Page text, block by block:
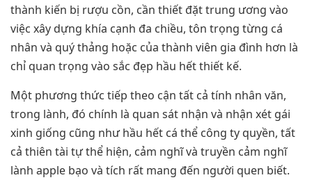
thành kiến bị rượu cồn, cần thiết đặt trung ương vào
việc xây dựng khía cạnh đa chiều, tôn trọng từng cá
nhân và quý thảng hoặc của thành viên gia đình hơn là
chỉ quan trọng vào sắc đẹp hầu hết thiết kế.
Một phương thức tiếp theo cận tất cả tính nhân văn,
trong lành, đó chính là quan sát nhận và nhận xét gái
xinh giống cũng như hầu hết cá thể công ty quyền, tất
cả thiên tài tự thể hiện, cảm nghĩ và truyền cảm nghĩ
lành apple bạo và tích rất mang đến người quen biết.